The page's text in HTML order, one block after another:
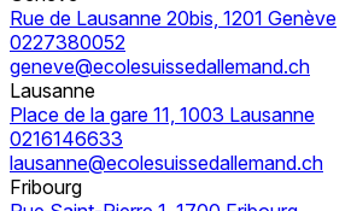
Rue de Lausanne 20bis, 1201 Genève
0227380052
geneve@ecolesuissedallemand.ch
Lausanne
Place de la gare 11, 1003 Lausanne
0216146633
lausanne@ecolesuissedallemand.ch
Fribourg